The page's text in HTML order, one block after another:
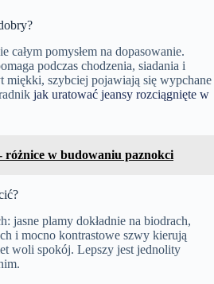
całym pomysłem na dopasowanie.
podczas chodzenia, siadania i
miękki, szybciej pojawiają się wypchane
jak uratować jeansy rozciągnięte w
różnice w budowaniu paznokci
jasne plamy dokładnie na biodrach,
i mocno kontrastowe szwy kierują
woli spokój. Lepszy jest jednolity